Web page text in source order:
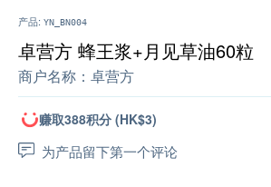
产品: YN_BN004
卓营方 蜂王浆+月见草油60粒
商户名称： 卓营方
赚取388积分 (HK$3)
为产品留下第一个评论